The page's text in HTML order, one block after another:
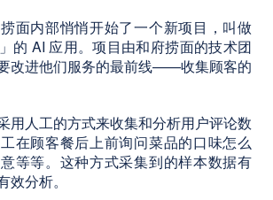
面内部悄悄开始了一个新项目，叫做
的 AI 应用。项目由和府捞面的技术团
改进他们服务的最前线——收集顾客的
用人工的方式来收集和分析用户评论数
在顾客餐后上前询问菜品的口味怎么
等等。这种方式采集到的样本数据有
分析。